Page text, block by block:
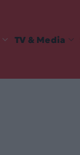
TV & Media